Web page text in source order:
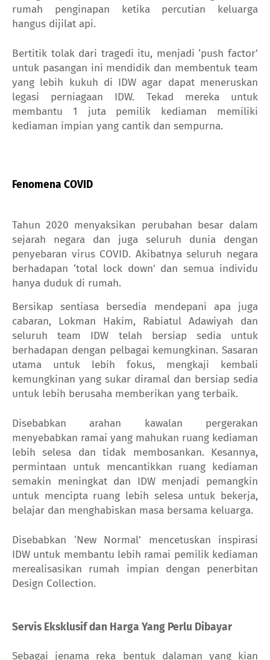
rumah penginapan ketika percutian keluarga
hangus dijilat api.
Bertitik tolak dari tragedi itu, menjadi ‘push factor’
untuk pasangan ini mendidik dan membentuk team
yang lebih kukuh di IDW agar dapat meneruskan
legasi perniagaan IDW. Tekad mereka untuk
membantu 1 juta pemilik kediaman memiliki
kediaman impian yang cantik dan sempurna.
Fenomena COVID
Tahun 2020 menyaksikan perubahan besar dalam
sejarah negara dan juga seluruh dunia dengan
penyebaran virus COVID. Akibatnya seluruh negara
berhadapan ‘total lock down’ dan semua individu
hanya duduk di rumah.
Bersikap sentiasa bersedia mendepani apa juga
cabaran, Lokman Hakim, Rabiatul Adawiyah dan
seluruh team IDW telah bersiap sedia untuk
berhadapan dengan pelbagai kemungkinan. Sasaran
utama untuk lebih fokus, mengkaji kembali
kemungkinan yang sukar diramal dan bersiap sedia
untuk lebih berusaha memberikan yang terbaik.
Disebabkan arahan kawalan pergerakan
menyebabkan ramai yang mahukan ruang kediaman
lebih selesa dan tidak membosankan. Kesannya,
permintaan untuk mencantikkan ruang kediaman
semakin meningkat dan IDW menjadi pemangkin
untuk mencipta ruang lebih selesa untuk bekerja,
belajar dan menghabiskan masa bersama keluarga.
Disebabkan ‘New Normal’ mencetuskan inspirasi
IDW untuk membantu lebih ramai pemilik kediaman
merealisasikan rumah impian dengan penerbitan
Design Collection.
Servis Eksklusif dan Harga Yang Perlu Dibayar
Sebagai jenama reka bentuk dalaman yang kian